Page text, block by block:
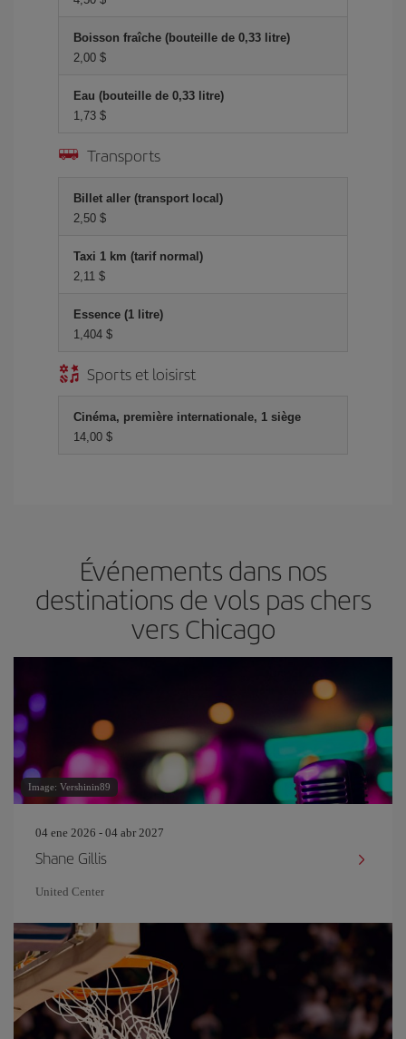
Boisson fraîche (bouteille de 0,33 litre)
2,00 $
Eau (bouteille de 0,33 litre)
1,73 $
Transports
Billet aller (transport local)
2,50 $
Taxi 1 km (tarif normal)
2,11 $
Essence (1 litre)
1,404 $
Sports et loisirst
Cinéma, première internationale, 1 siège
14,00 $
Événements dans nos
destinations de vols pas chers
vers Chicago
Image: Vershinin89
04 ene 2026 - 04 abr 2027
Shane Gillis
United Center